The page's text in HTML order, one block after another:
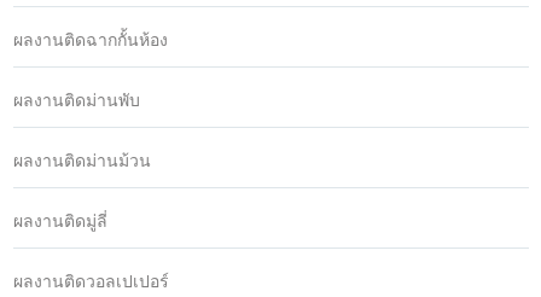
ผลงานติดฉากกั้นห้อง
ผลงานติดม่านพับ
ผลงานติดม่านม้วน
ผลงานติดมู่ลี่
ผลงานติดวอลเปเปอร์